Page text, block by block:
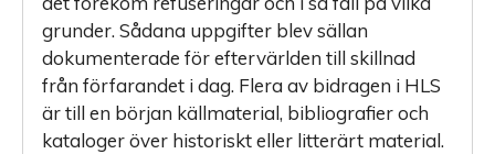
grunder. Sådana uppgifter blev sällan
dokumenterade för eftervärlden till skillnad
från förfarandet i dag. Flera av bidragen i HLS
är till en början källmaterial, bibliografier och
kataloger över historiskt eller litterärt material.